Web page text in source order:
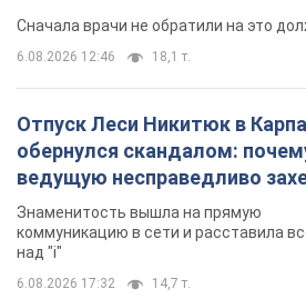
Сначала врачи не обратили на это
6.08.2026 12:46 18,1 т.
Отпуск Леси Никитюк в
обернулся скандалом:
ведущую несправедливо
Знаменитость вышла на прямую
коммуникацию в сети и расставила
над "i"
6.08.2026 17:32 14,7 т.